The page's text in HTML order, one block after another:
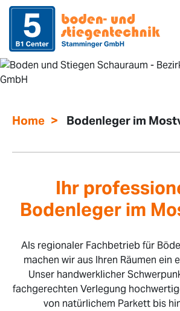
Home > Bodenleger im
Ihr
Bodenleger im
Als regionaler Fachbetrieb für
machen wir aus Ihren Räumen ein
Unser handwerklicher
fachgerechten Verlegung
von natürlichem Parkett bis